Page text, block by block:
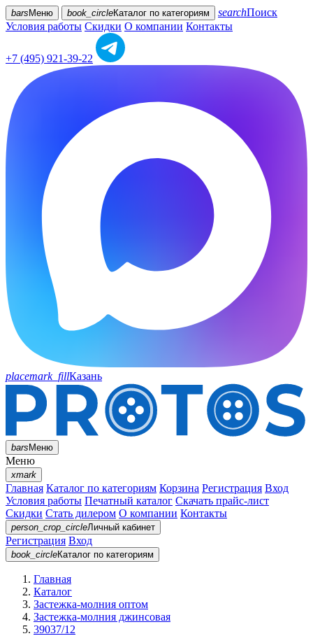
bars Меню book_circleКаталог по категориям searchПоиск
Условия работы Скидки О компании Контакты
+7 (495) 921-39-22
placemark_fillКазань
barsМеню
Меню
xmark
Главная Каталог по категориям Корзина Регистрация Вход
Условия работы Печатный каталог Скачать прайс-лист
Скидки Стать дилером О компании Контакты
person_crop_circleЛичный кабинет
Регистрация Вход
book_circleКаталог по категориям
Главная
Каталог
Застежка-молния оптом
Застежка-молния джинсовая
39037/12